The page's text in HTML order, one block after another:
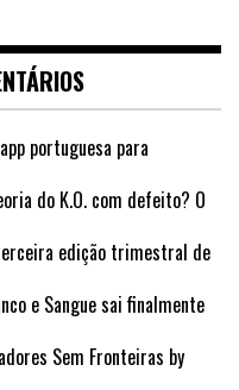
portuguesa para
do K.O. com defeito? O
edição trimestral de
e Sangue sai finalmente
Sem Fronteiras by